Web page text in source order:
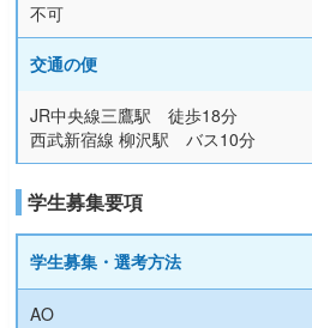
不可
交通の便
JR中央線三鷹駅 徒歩18分
西武新宿線 柳沢駅 バス10分
学生募集要項
学生募集・選考方法
AO